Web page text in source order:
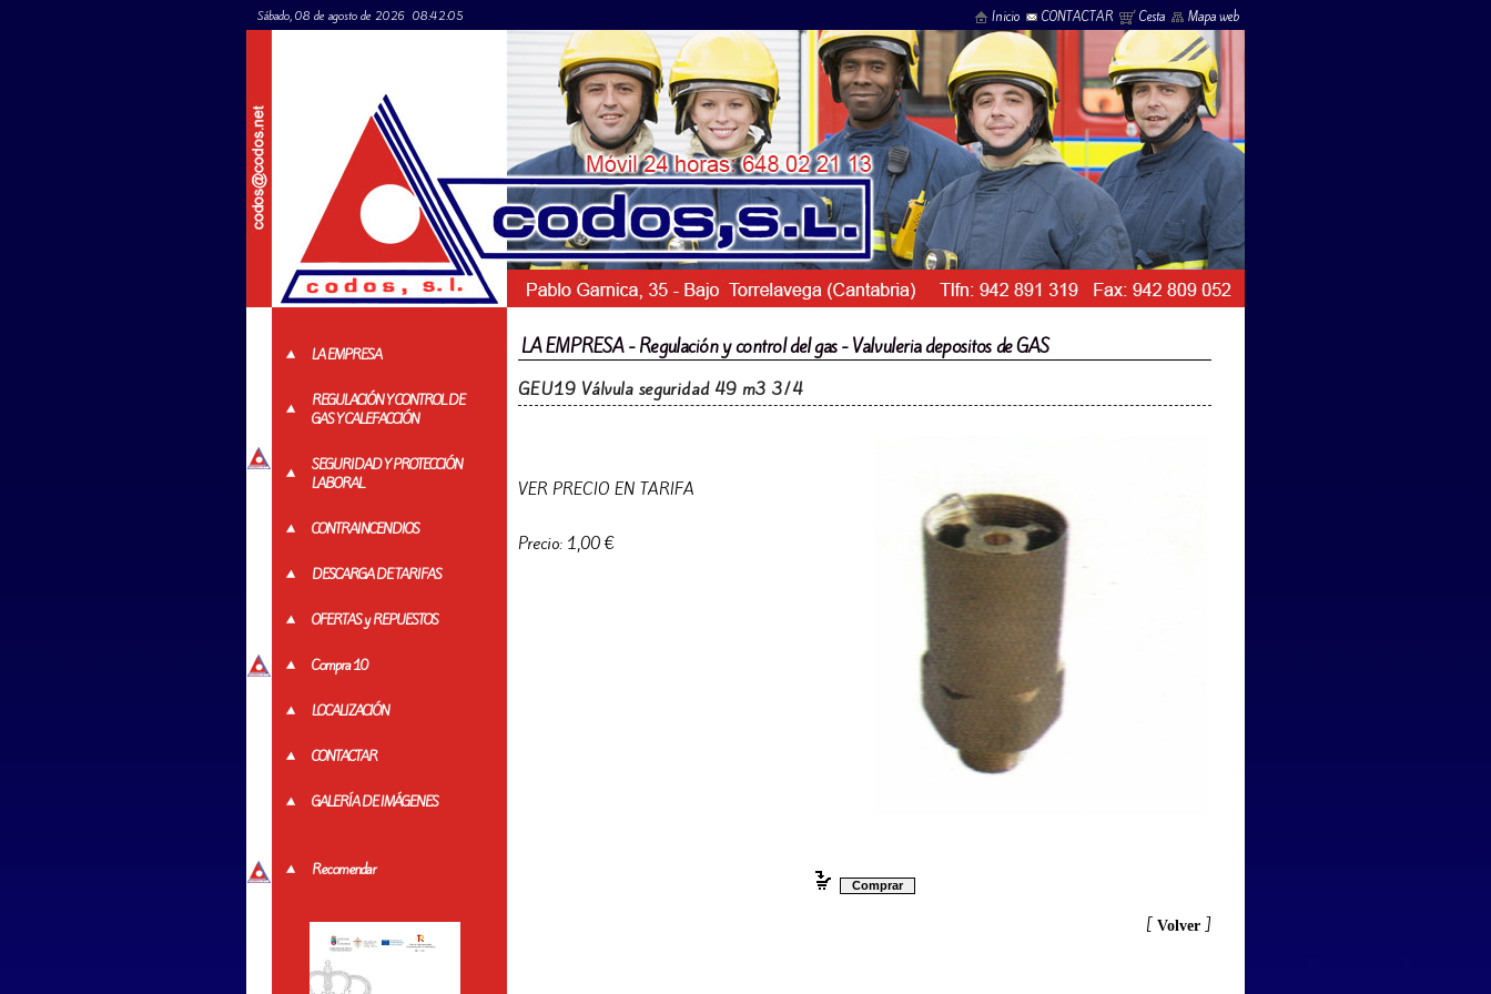
Sábado, 08 de agosto de 2026 08:42:05 Inicio CONTACTAR Cesta Mapa web
LA EMPRESA
REGULACIÓN Y CONTROL DE
GAS Y CALEFACCIÓN
SEGURIDAD Y PROTECCIÓN
LABORAL
CONTRAINCENDIOS
DESCARGA DE TARIFAS
OFERTAS y REPUESTOS
Compra 10
LOCALIZACIÓN
CONTACTAR
GALERÍA DE IMÁGENES
Recomendar
LA EMPRESA - Regulación y control del gas - Valvuleria depositos de GAS
GEU19 Válvula seguridad 49 m3 3/4
VER PRECIO EN TARIFA
Precio: 1,00 €
[ Volver ]